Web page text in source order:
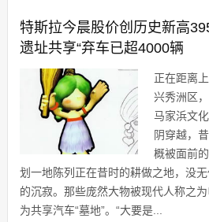
特斯拉今晨股价创历史新高
遗址共享“弃车已超4000辆
正在距离
兴秀洲区
马家浜文
阴穿越，
概被面前
划一地陈列正在昔时的耕做之地，没
的沉寂。那些庞然大物被现代人称之
为共享汽车“墓地”。“大要是...